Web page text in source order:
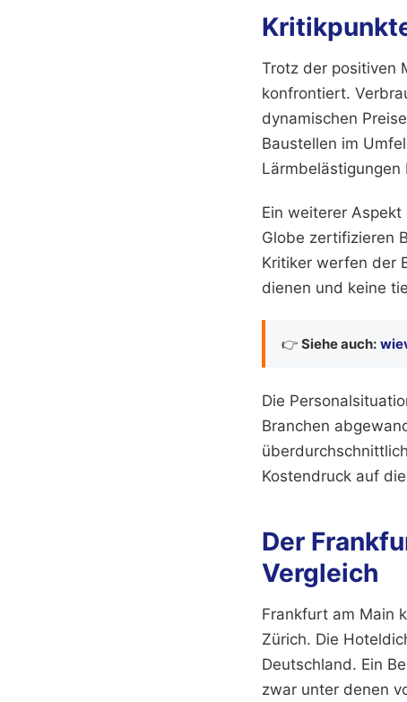
Trotz der positiven
konfrontiert.
dynamischen
Baustellen im
Lärmbelästigungen
Ein weiterer
Globe zertifizieren
Kritiker werfen der
dienen und keine
👉 Siehe auch:
Die
Branchen
Kostendruck auf
Der
Vergleich
Frankfurt am Main
Zürich. Die
Deutschland. Ein
zwar unter denen